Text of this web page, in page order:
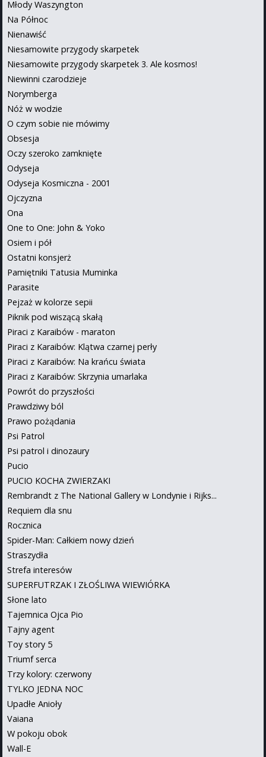
Młody Waszyngton
Na Północ
Nienawiść
Niesamowite przygody skarpetek
Niesamowite przygody skarpetek 3. Ale kosmos!
Niewinni czarodzieje
Norymberga
Nóż w wodzie
O czym sobie nie mówimy
Obsesja
Oczy szeroko zamknięte
Odyseja
Odyseja Kosmiczna - 2001
Ojczyzna
Ona
One to One: John & Yoko
Osiem i pół
Ostatni konsjerż
Pamiętniki Tatusia Muminka
Parasite
Pejzaż w kolorze sepii
Piknik pod wiszącą skałą
Piraci z Karaibów - maraton
Piraci z Karaibów: Klątwa czarnej perły
Piraci z Karaibów: Na krańcu świata
Piraci z Karaibów: Skrzynia umarlaka
Powrót do przyszłości
Prawdziwy ból
Prawo pożądania
Psi Patrol
Psi patrol i dinozaury
Pucio
PUCIO KOCHA ZWIERZAKI
Rembrandt z The National Gallery w Londynie i Rijks...
Requiem dla snu
Rocznica
Spider-Man: Całkiem nowy dzień
Straszydła
Strefa interesów
SUPERFUTRZAK I ZŁOŚLIWA WIEWIÓRKA
Słone lato
Tajemnica Ojca Pio
Tajny agent
Toy story 5
Triumf serca
Trzy kolory: czerwony
TYLKO JEDNA NOC
Upadłe Anioły
Vaiana
W pokoju obok
Wall-E